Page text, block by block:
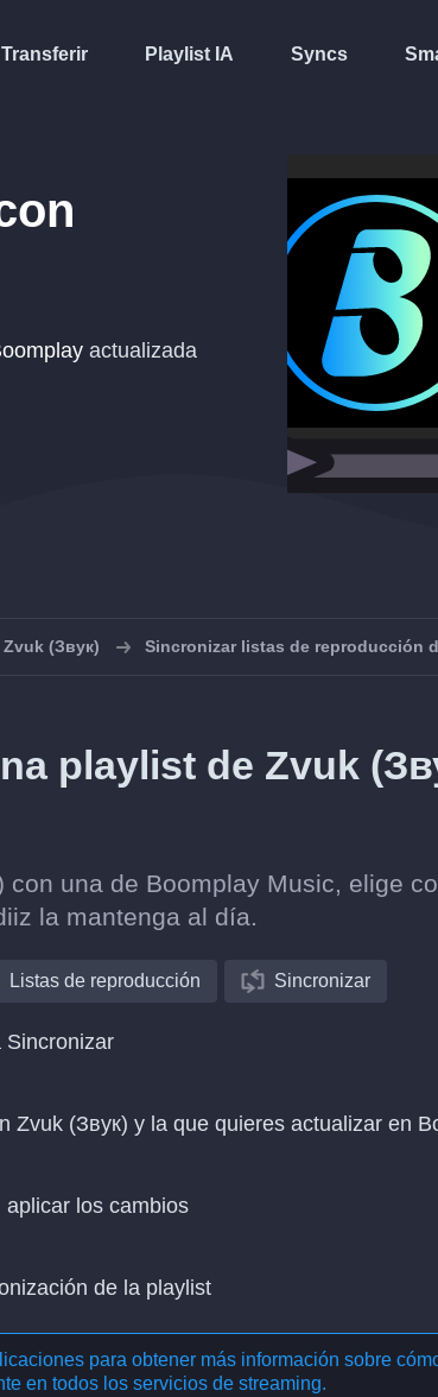
Transferir Playlist IA Syncs
actualizada
Zvuk (Звук) Sincronizar listas de reproducción
playlist de Zvuk
con una de Boomplay Music, elige
la mantenga al día.
Listas de reproducción Sincronizar
Sincronizar
Zvuk (Звук) y la que quieres actualizar en
los cambios
de la playlist
para obtener más información sobre
en todos los servicios de streaming.